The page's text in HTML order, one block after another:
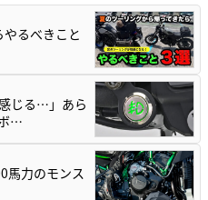
るべきこと
じる…」あら
…
馬力のモンス